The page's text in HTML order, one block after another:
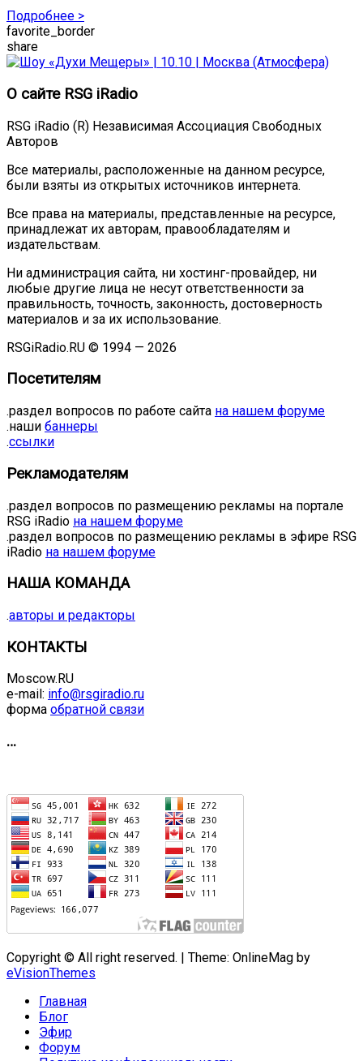
Подробнее >
favorite_border
share
О сайте RSG iRadio
RSG iRadio (R) Независимая Ассоциация Свободных
Авторов
Все материалы, расположенные на данном ресурсе,
были взяты из открытых источников интернета.
Все права на материалы, представленные на ресурсе,
принадлежат их авторам, правообладателям и
издательствам.
Ни администрация сайта, ни хостинг-провайдер, ни
любые другие лица не несут ответственности за
правильность, точность, законность, достоверность
материалов и за их использование.
RSGiRadio.RU © 1994 — 2026
Посетителям
.раздел вопросов по работе сайта на нашем форуме
.наши баннеры
.ссылки
Рекламодателям
.раздел вопросов по размещению рекламы на портале
RSG iRadio на нашем форуме
.раздел вопросов по размещению рекламы в эфире RSG
iRadio на нашем форуме
НАША КОМАНДА
.авторы и редакторы
КОНТАКТЫ
Moscow.RU
e-mail: info@rsgiradio.ru
форма обратной связи
…
Copyright © All right reserved. | Theme: OnlineMag by
eVisionThemes
Главная
Блог
Эфир
Форум